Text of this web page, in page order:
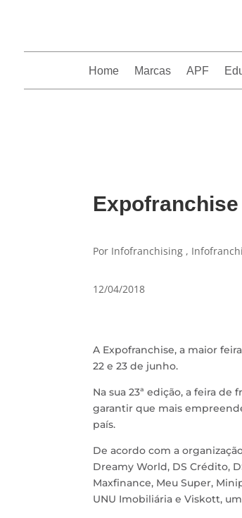
Home Marcas APF
Por Infofranchising ,
12/04/2018
A Expofranchise, a maior
22 e 23 de junho.
Na sua 23ª edição, a feira
garantir que mais
país.
De acordo com a
Dreamy World, DS Crédito,
Maxfinance, Meu Super,
UNU Imobiliária e Viskott,